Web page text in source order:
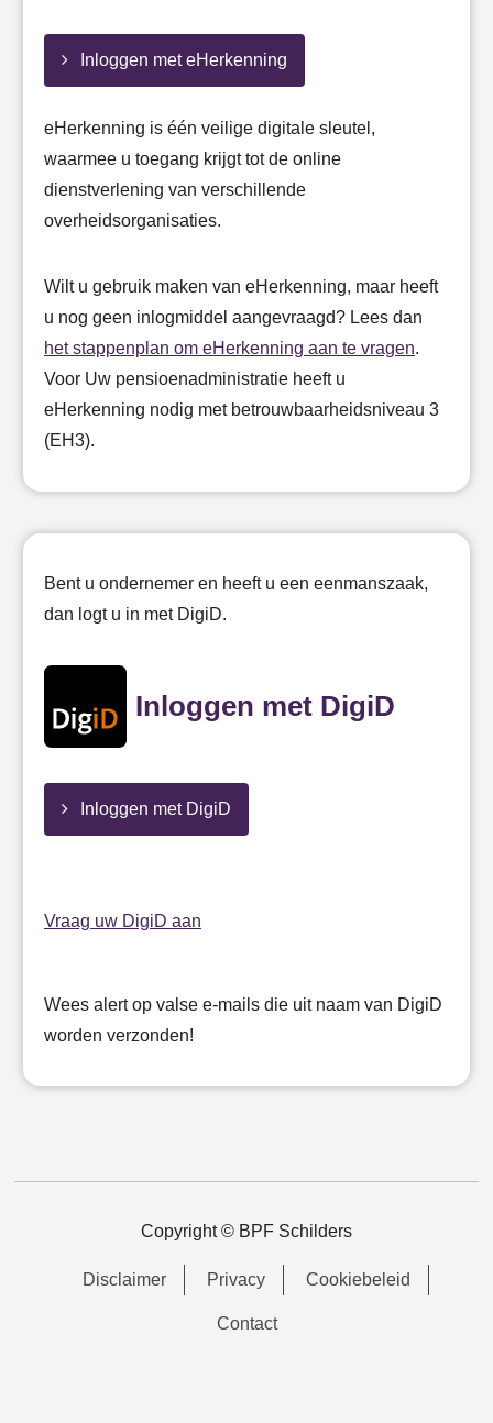
Inloggen met eHerkenning
eHerkenning is één veilige digitale sleutel,
waarmee u toegang krijgt tot de online
dienstverlening van verschillende
overheidsorganisaties.
Wilt u gebruik maken van eHerkenning, maar heeft
u nog geen inlogmiddel aangevraagd? Lees dan
het stappenplan om eHerkenning aan te vragen.
Voor Uw pensioenadministratie heeft u
eHerkenning nodig met betrouwbaarheidsniveau 3
(EH3).
Bent u ondernemer en heeft u een eenmanszaak,
dan logt u in met DigiD.
Inloggen met DigiD
Inloggen met DigiD
Vraag uw DigiD aan
Wees alert op valse e-mails die uit naam van DigiD
worden verzonden!
Copyright © BPF Schilders
Disclaimer Privacy Cookiebeleid
Contact